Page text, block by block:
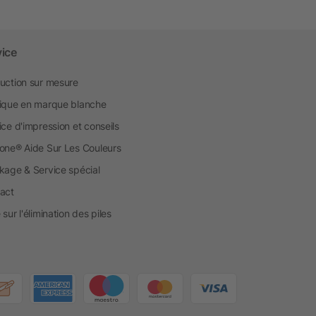
sur mesure
en marque blanche
d'impression et conseils
Aide Sur Les Couleurs
& Service spécial
l'élimination des piles